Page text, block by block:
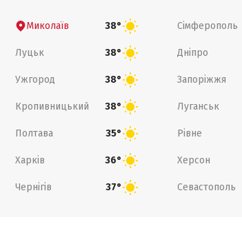
Миколаїв 38° Сімферополь
Луцьк 38° Дніпро
Ужгород 38° Запоріжжя
Кропивницький 38° Луганськ
Полтава 35° Рівне
Харків 36° Херсон
Чернігів 37° Севастополь